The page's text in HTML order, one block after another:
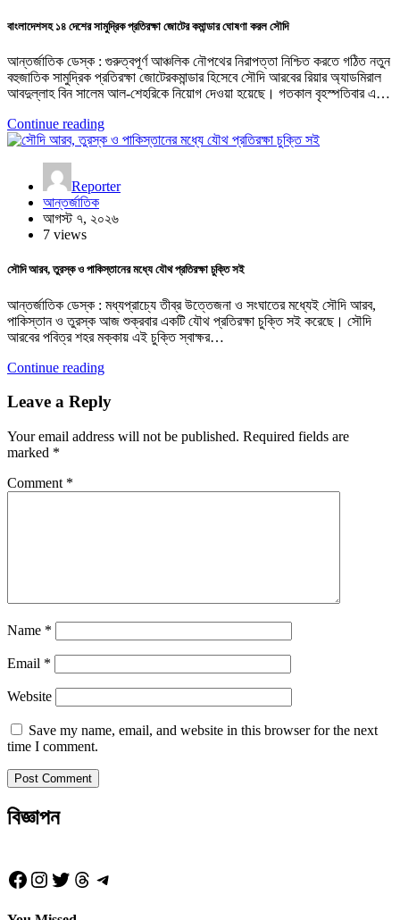
বাংলাদেশসহ ১৪ দেশের সামুদ্রিক প্রতিরক্ষা জোটের কমান্ডার ঘোষণা করল সৌদি
আন্তর্জাতিক ডেস্ক : গুরুত্বপূর্ণ আঞ্চলিক নৌপথের নিরাপত্তা নিশ্চিত করতে গঠিত নতুন
বহুজাতিক সামুদ্রিক প্রতিরক্ষা জোটেরকমান্ডার হিসেবে সৌদি আরবের রিয়ার অ্যাডমিরাল
আবদুল্লাহ বিন সালেম আল-শেহরিকে নিয়োগ দেওয়া হয়েছে। গতকাল বৃহস্পতিবার এ…
Continue reading
Reporter
আন্তর্জাতিক
আগস্ট ৭, ২০২৬
7 views
সৌদি আরব, তুরস্ক ও পাকিস্তানের মধ্যে যৌথ প্রতিরক্ষা চুক্তি সই
আন্তর্জাতিক ডেস্ক : মধ্যপ্রাচ্যে তীব্র উত্তেজনা ও সংঘাতের মধ্যেই সৌদি আরব,
পাকিস্তান ও তুরস্ক আজ শুক্রবার একটি যৌথ প্রতিরক্ষা চুক্তি সই করেছে। সৌদি
আরবের পবিত্র শহর মক্কায় এই চুক্তি স্বাক্ষর…
Continue reading
Leave a Reply
Your email address will not be published. Required fields are
marked *
Comment *
Name *
Email *
Website
Save my name, email, and website in this browser for the next
time I comment.
বিজ্ঞাপন
Facebook
Instagram
Twitter
Threads
Telegram